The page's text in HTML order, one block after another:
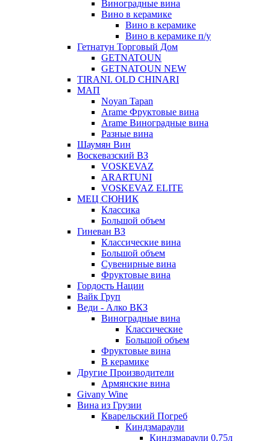
Виноградные вина
Вино в керамике
Вино в керамике
Вино в керамике п/у
Гетнатун Торговый Дом
GETNATOUN
GETNATOUN NEW
TIRANI. OLD CHINARI
МАП
Noyan Tapan
Arame Фруктовые вина
Arame Виноградные вина
Разные вина
Шаумян Вин
Воскевазский ВЗ
VOSKEVAZ
ARARTUNI
VOSKEVAZ ELITE
МЕЦ СЮНИК
Классика
Большой объем
Гиневан ВЗ
Классические вина
Большой объем
Сувенирные вина
Фруктовые вина
Гордость Нации
Вайк Груп
Веди - Алко ВКЗ
Виноградные вина
Классические
Большой объем
Фруктовые вина
В керамике
Другие Производители
Армянские вина
Givany Wine
Вина из Грузии
Кварельский Погреб
Киндзмараули
Киндзмараули 0,75л